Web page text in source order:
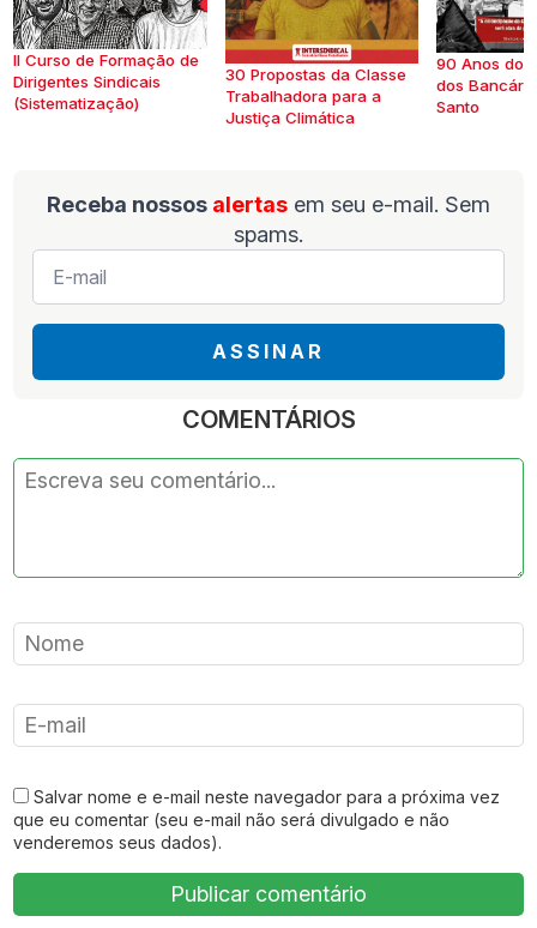
II Curso de Formação de
Dirigentes Sindicais
(Sistematização)
30 Propostas da Classe
Trabalhadora para a
Justiça Climática
90 Anos do
dos
Santo
Receba nossos alertas em seu e-mail. Sem
spams.
E-
mail
ASSINAR
COMENTÁRIOS
Salvar nome e e-mail neste navegador para a próxima vez
que eu comentar (seu e-mail não será divulgado e não
venderemos seus dados).